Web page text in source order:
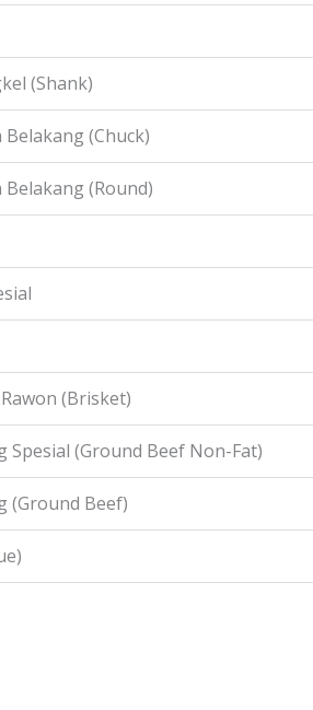
(Shank)
(Chuck)
Belakang (Round)
(Brisket)
Spesial (Ground Beef Non-Fat)
(Ground Beef)